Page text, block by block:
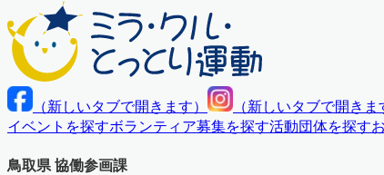
（新しいタブで開きます） （新しいタブで開きま
イベントを探すボランティア募集を探す活動団体を探す
鳥取県 協働参画課